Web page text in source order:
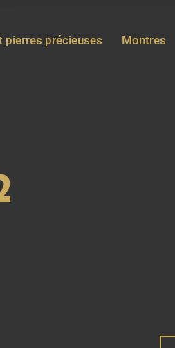
pierres précieuses
Montres